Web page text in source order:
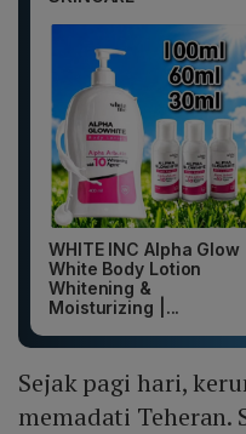
WHITE INC Alpha Glow
White Body Lotion
Whitening &
Moisturizing |...
Sejak pagi hari,
memadati Teheran.